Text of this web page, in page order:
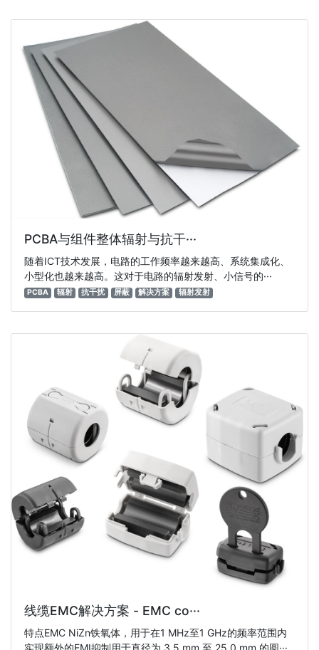
PCBA与组件整体辐射与抗干···
随着ICT技术发展，电路的工作频率越来越高、系统集成化、
小型化也越来越高。这对于电路的辐射发射、小信号的···
PCBA 辐射 抗干扰 屏蔽 解决方案 辐射发射
线缆EMC解决方案 - EMC co···
特点EMC NiZn铁氧体，用于在1 MHz至1 GHz的频率范围内